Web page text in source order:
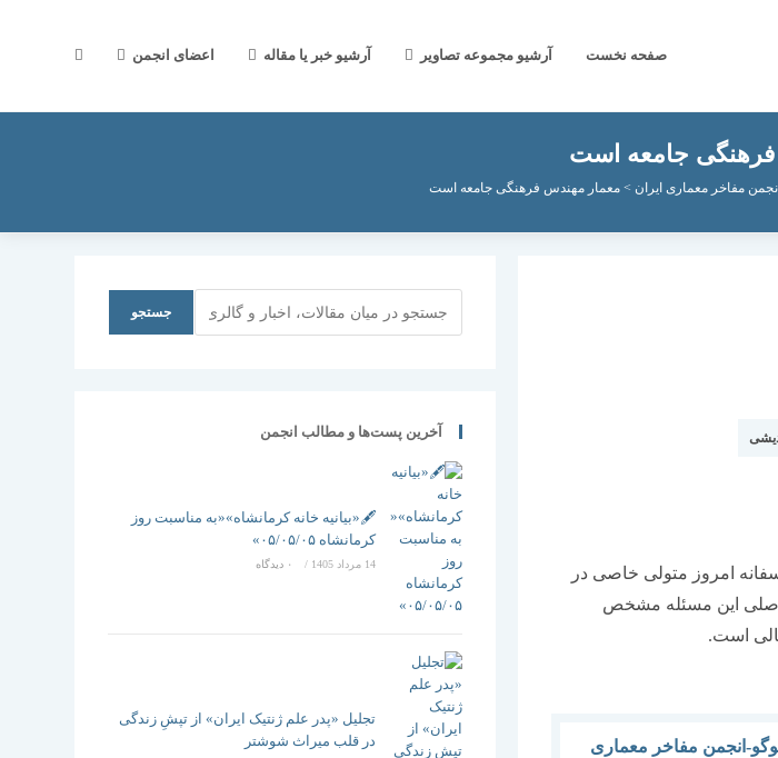
صفحه نخست آرشیو مجموعه تصاویر آرشیو خبر یا مقاله اعضای انجمن جستجوی
جامعه است
انجمن مفاخر معماری ایران > معمار مهندس فرهنگی جامعه است
امروز متولی خاصی در
اصلی این مسئله مشخص
است.
جستجو
آخرین پست‌ها و مطالب انجمن
🖋️«بیانیه خانه کرمانشاه»«به مناسبت روز
کرمانشاه ۰۵/۰۵/۰۵»
14 مرداد 1405 / ۰ دیدگاه
تجلیل «پدر علم ژنتیک ایران» از تپشِ زندگی
در قلب میراث شوشتر